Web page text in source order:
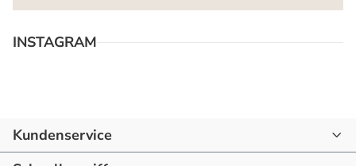
INSTAGRAM
Kundenservice
07144 - 866190